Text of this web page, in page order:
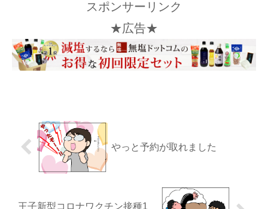
スポンサーリンク
★広告★
やっと予約が取れました
王子新型コロナワクチン接種1